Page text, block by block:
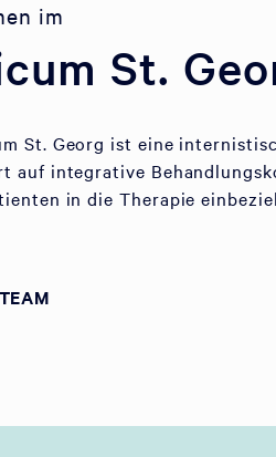
im
St.
St. Georg ist eine
auf integrative
in die Therapie